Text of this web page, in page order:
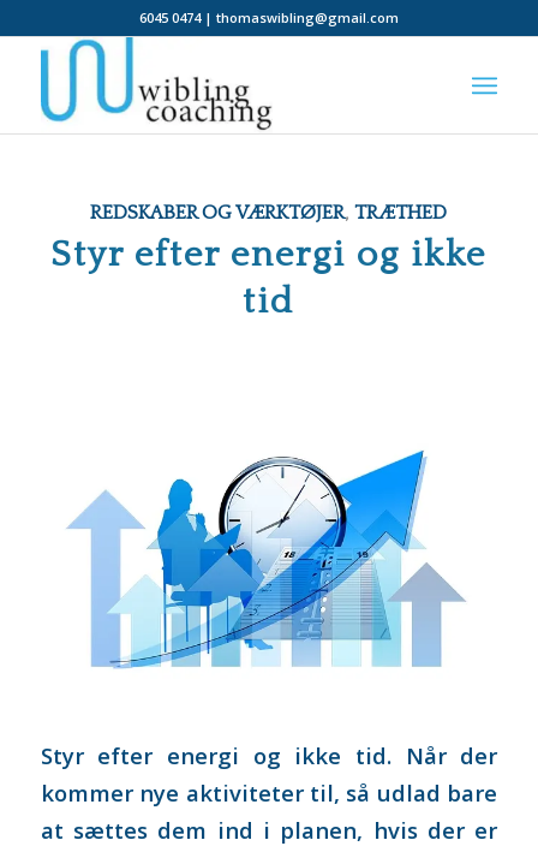
6045 0474 | thomaswibling@gmail.com
REDSKABER OG VÆRKTØJER,TRÆTHED
Styr efter energi og ikke
tid
Styr efter energi og ikke tid. Når der
kommer nye aktiviteter til, så udlad bare
at sættes dem ind i planen, hvis der er